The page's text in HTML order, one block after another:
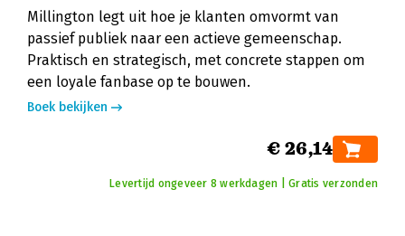
Millington legt uit hoe je klanten omvormt van
passief publiek naar een actieve gemeenschap.
Praktisch en strategisch, met concrete stappen om
een loyale fanbase op te bouwen.
Boek bekijken
€ 26,14
Levertijd ongeveer 8 werkdagen | Gratis verzonden